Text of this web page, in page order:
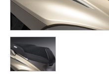
YZF-R3
251~549
MT-
07
NMAX
150
X
125